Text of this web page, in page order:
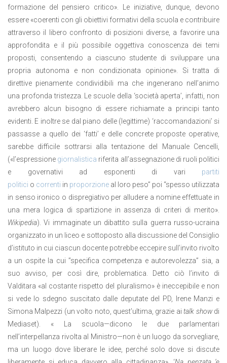
formazione del pensiero critico». Le iniziative, dunque, devono
essere «coerenti con gli obiettivi formativi della scuola e contribuire
attraverso il libero confronto di posizioni diverse, a favorire una
approfondita e il più possibile oggettiva conoscenza dei temi
proposti, consentendo a ciascuno studente di sviluppare una
propria autonoma e non condizionata opinione». Si tratta di
direttive pienamente condividibili ma che ingenerano nell’animo
una profonda tristezza. Le scuole della ‘società aperta’, infatti, non
avrebbero alcun bisogno di essere richiamate a principi tanto
evidenti. E inoltre se dal piano delle (legittime) ‘raccomandazioni’ si
passasse a quello dei ‘fatti’ e delle concrete proposte operative,
sarebbe difficile sottrarsi alla tentazione del Manuale Cencelli,
(«l’espressione giornalistica riferita all’assegnazione di ruoli politici
e governativi ad esponenti di vari partiti
politici o correnti in proporzione al loro peso” poi “spesso utilizzata
in senso ironico o dispregiativo per alludere a nomine effettuate in
una mera logica di spartizione in assenza di criteri di merito».
Wikipedia). Vi immaginate un dibattito sulla guerra russo-ucraina
organizzato in un liceo e sottoposto alla discussione del Consiglio
d’istituto in cui ciascun docente potrebbe eccepire sull’invito rivolto
a un ospite la cui ”specifica competenza e autorevolezza” sia, a
suo avviso, per così dire, problematica. Detto ciò l’invito di
Valditara «al costante rispetto del pluralismo» è ineccepibile e non
si vede lo sdegno suscitato dalle deputate del PD, Irene Manzi e
Simona Malpezzi (un volto noto, quest’ultima, grazie aitalk showdi
Mediaset). « La scuola—dicono le due parlamentari
nell’interpellanza rivolta al Ministro—non è un luogo da sorvegliare,
ma un luogo dove liberare le idee, perché solo dove si discute